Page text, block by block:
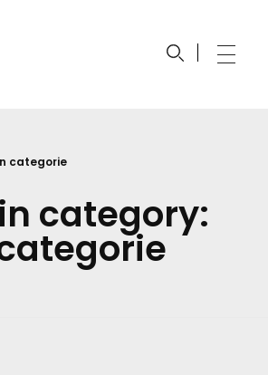
categorie
category: